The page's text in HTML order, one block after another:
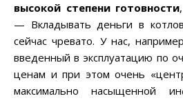
высокой степени готовности
— Вкладывать деньги в
сейчас чревато. У нас,
введенный в эксплуатацию по
ценам и при этом очень
максимально насыщенной